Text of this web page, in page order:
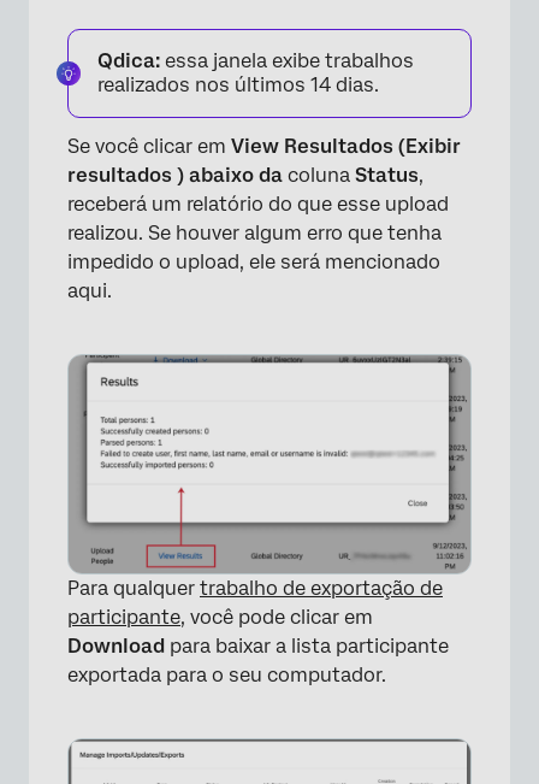
Qdica: essa janela exibe trabalhos
realizados nos últimos 14 dias.
Se você clicar em View Resultados (Exibir
resultados ) abaixo da coluna Status,
receberá um relatório do que esse upload
realizou. Se houver algum erro que tenha
impedido o upload, ele será mencionado
aqui.
Para qualquer trabalho de exportação de
participante, você pode clicar em
Download para baixar a lista participante
exportada para o seu computador.